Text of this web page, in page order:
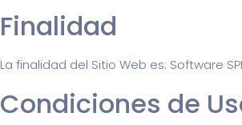
Finalidad
La finalidad del Sitio Web es: Software
Condiciones de